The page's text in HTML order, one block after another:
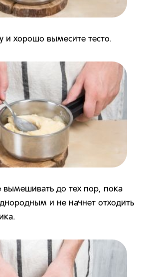
и хорошо вымесите тесто.
до тех пор, пока
и не начнет отходить